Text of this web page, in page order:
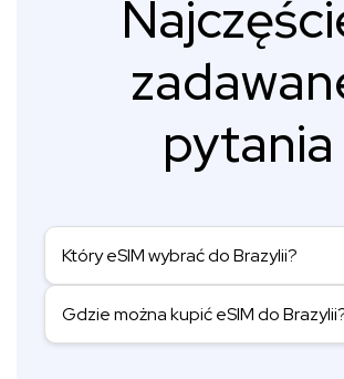
pytania
Który eSIM wybrać do Brazylii?
Gdzie można kupić eSIM do